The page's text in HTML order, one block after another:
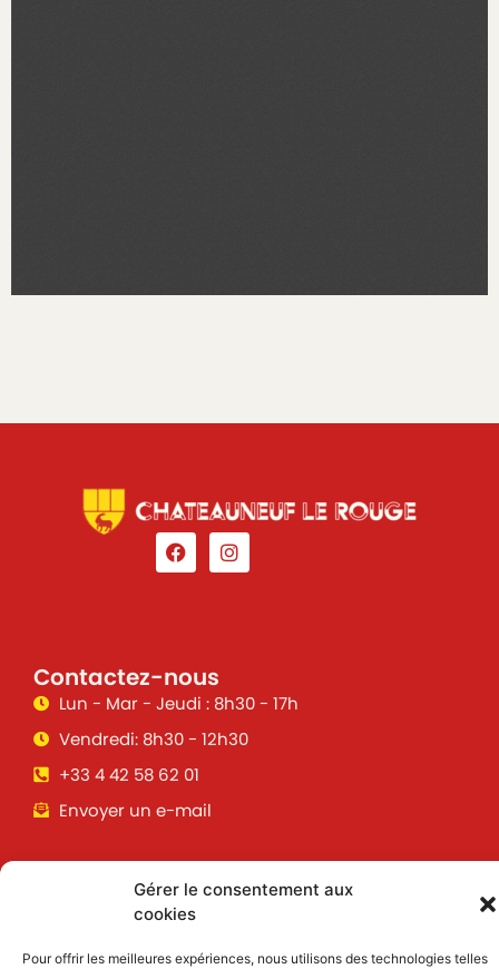
Gérer le consentement aux
cookies
Pour offrir les meilleures expériences, nous utilisons des technologies telles
Contactez-nous
Lun - Mar - Jeudi : 8h30 - 17h
Vendredi: 8h30 - 12h30
+33 4 42 58 62 01
Envoyer un e-mail
Suivez toutes les informations &
actualités de votre ville !